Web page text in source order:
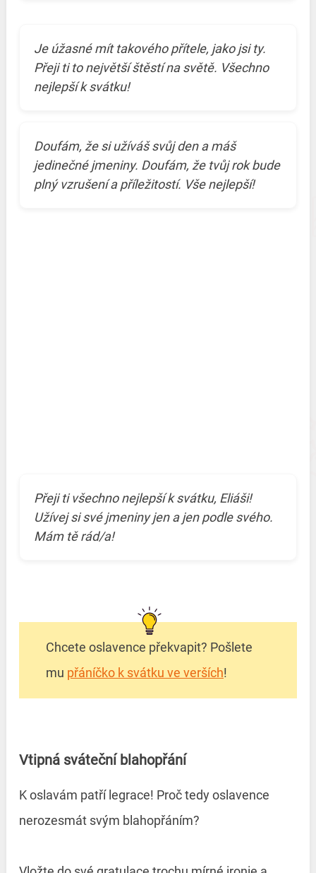
Je úžasné mít takového přítele, jako jsi ty.
Přeji ti to největší štěstí na světě. Všechno
nejlepší k svátku!
Doufám, že si užíváš svůj den a máš
jedinečné jmeniny. Doufám, že tvůj rok bude
plný vzrušení a příležitostí. Vše nejlepší!
Přeji ti všechno nejlepší k svátku, Eliáši!
Užívej si své jmeniny jen a jen podle svého.
Mám tě rád/a!
Chcete oslavence překvapit? Pošlete
mu přáníčko k svátku ve verších!
Vtipná sváteční blahopřání
K oslavám patří legrace! Proč tedy oslavence
nerozesmát svým blahopřáním?